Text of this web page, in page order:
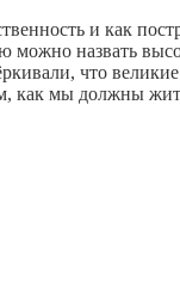
и как
можно назвать
что
как мы должны